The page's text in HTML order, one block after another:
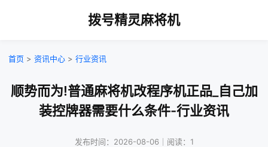
拨号精灵麻将机
首页 > 资讯中心 > 行业资讯
顺势而为!普通麻将机改程序机正品_自己加
装控牌器需要什么条件-行业资讯
发布时间：2026-08-06｜阅读：1